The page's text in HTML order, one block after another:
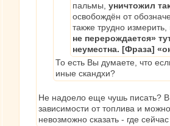
пальмы, уничтожил
освобождён от
также трудно
не перерождается»
неуместна. [Фраза]
То есть Вы думаете, что
иные скандхи?
Не надоело еще чушь писать? В
зависимости от топлива и
невозможно сказать - где